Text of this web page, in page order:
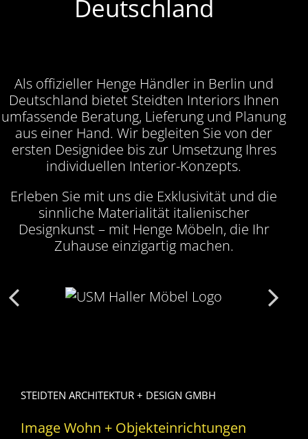
Deutschland
Als offizieller Henge Händler in Berlin und
Deutschland bietet Steidten Interiors Ihnen
umfassende Beratung, Lieferung und Planung
aus einer Hand. Wir begleiten Sie von der
ersten Designidee bis zur Umsetzung Ihres
individuellen Interior-Konzepts.
Erleben Sie mit uns die Exklusivität und die
sinnliche Materialität italienischer
Designkunst – mit Henge Möbeln, die Ihr
Zuhause einzigartig machen.
STEIDTEN ARCHITEKTUR + DESIGN GMBH
Image Wohn + Objekteinrichtungen